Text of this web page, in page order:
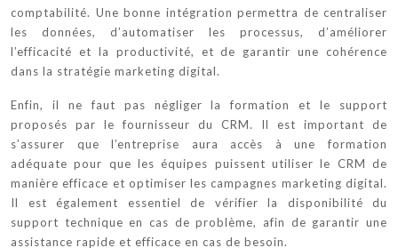
comptabilité. Une bonne intégration permettra de centraliser
les données, d’automatiser les processus, d’améliorer
l’efficacité et la productivité, et de garantir une cohérence
dans la stratégie marketing digital.
Enfin, il ne faut pas négliger la formation et le support
proposés par le fournisseur du CRM. Il est important de
s’assurer que l’entreprise aura accès à une formation
adéquate pour que les équipes puissent utiliser le CRM de
manière efficace et optimiser les campagnes marketing digital.
Il est également essentiel de vérifier la disponibilité du
support technique en cas de problème, afin de garantir une
assistance rapide et efficace en cas de besoin.